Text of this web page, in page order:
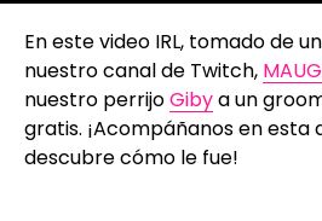
En este video IRL, tomado de
nuestro canal de Twitch,
nuestro perrijoGibya un
gratis. ¡Acompáñanos en
descubre cómo le fue!